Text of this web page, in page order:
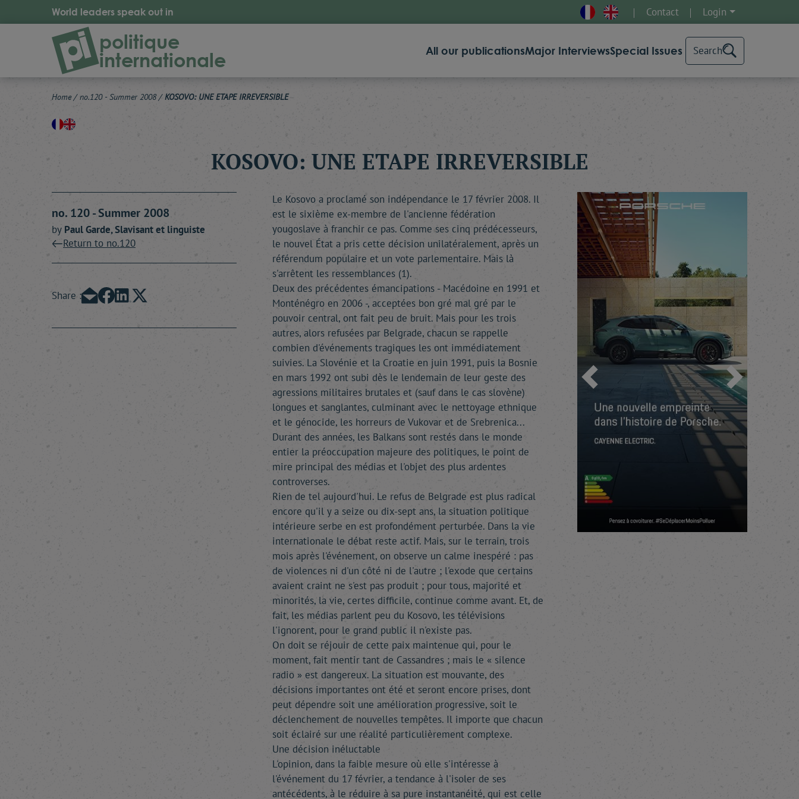
World leaders speak out in Contact Login
politique
internationale All our publicationsMajor InterviewsSpecial Issues Search
Home / no.120 - Summer 2008/ KOSOVO: UNE ETAPE IRREVERSIBLE
KOSOVO: UNE ETAPE IRREVERSIBLE
no. 120 - Summer 2008
by PaulGarde, Slavisant et linguiste
Return to no.120
Share :
Le Kosovo a proclamé son indépendance le 17 février 2008. Il
est le sixième ex-membre de l'ancienne fédération
yougoslave à franchir ce pas. Comme ses cinq prédécesseurs,
le nouvel État a pris cette décision unilatéralement, après un
référendum populaire et un vote parlementaire. Mais là
s'arrêtent les ressemblances (1).
Deux des précédentes émancipations - Macédoine en 1991 et
Monténégro en 2006 -, acceptées bon gré mal gré par le
pouvoir central, ont fait peu de bruit. Mais pour les trois
autres, alors refusées par Belgrade, chacun se rappelle
combien d'événements tragiques les ont immédiatement
suivies. La Slovénie et la Croatie en juin 1991, puis la Bosnie
en mars 1992 ont subi dès le lendemain de leur geste des
agressions militaires brutales et (sauf dans le cas slovène)
longues et sanglantes, culminant avec le nettoyage ethnique
et le génocide, les horreurs de Vukovar et de Srebrenica...
Durant des années, les Balkans sont restés dans le monde
entier la préoccupation majeure des politiques, le point de
mire principal des médias et l'objet des plus ardentes
controverses.
Rien de tel aujourd'hui. Le refus de Belgrade est plus radical
encore qu'il y a seize ou dix-sept ans, la situation politique
intérieure serbe en est profondément perturbée. Dans la vie
internationale le débat reste actif. Mais, sur le terrain, trois
mois après l'événement, on observe un calme inespéré : pas
de violences ni d'un côté ni de l'autre ; l'exode que certains
avaient craint ne s'est pas produit ; pour tous, majorité et
minorités, la vie, certes difficile, continue comme avant. Et, de
fait, les médias parlent peu du Kosovo, les télévisions
l'ignorent, pour le grand public il n'existe pas.
On doit se réjouir de cette paix maintenue qui, pour le
moment, fait mentir tant de Cassandres ; mais le « silence
radio » est dangereux. La situation est mouvante, des
décisions importantes ont été et seront encore prises, dont
peut dépendre soit une amélioration progressive, soit le
déclenchement de nouvelles tempêtes. Il importe que chacun
soit éclairé sur une réalité particulièrement complexe.
Une décision inéluctable
L'opinion, dans la faible mesure où elle s'intéresse à
l'événement du 17 février, a tendance à l'isoler de ses
antécédents, à le réduire à sa pure instantanéité, qui est celle
Previous Next